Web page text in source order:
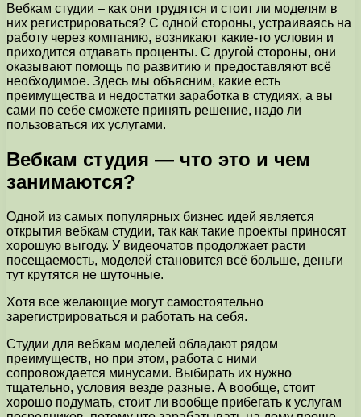
Вебкам студии – как они трудятся и стоит ли моделям в
них регистрироваться? С одной стороны, устраиваясь на
работу через компанию, возникают какие-то условия и
приходится отдавать проценты. С другой стороны, они
оказывают помощь по развитию и предоставляют всё
необходимое. Здесь мы объясним, какие есть
преимущества и недостатки заработка в студиях, а вы
сами по себе сможете принять решение, надо ли
пользоваться их услугами.
Вебкам студия — что это и чем
занимаются?
Одной из самых популярных бизнес идей является
открытия вебкам студии, так как такие проекты приносят
хорошую выгоду. У видеочатов продолжает расти
посещаемость, моделей становится всё больше, деньги
тут крутятся не шуточные.
Хотя все желающие могут самостоятельно
зарегистрироваться и работать на себя.
Студии для вебкам моделей обладают рядом
преимуществ, но при этом, работа с ними
сопровождается минусами. Выбирать их нужно
тщательно, условия везде разные. А вообще, стоит
хорошо подумать, стоит ли вообще прибегать к услугам